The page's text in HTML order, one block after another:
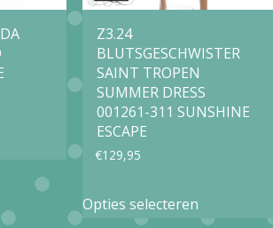
productpagina
op
meerdere
Z3.24
BLUTSGESCHWISTER
SAINT TROPEN
SUMMER DRESS
001261-311 SUNSHINE
ESCAPE
€129,95
Opties selecteren
product